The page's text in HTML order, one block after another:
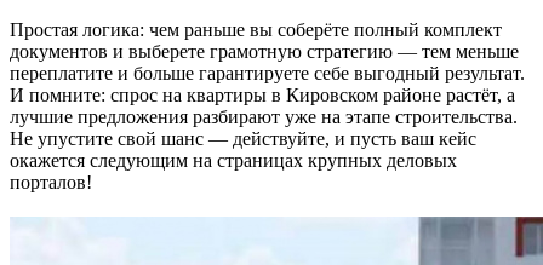
Простая логика: чем раньше вы соберёте полный комплект
документов и выберете грамотную стратегию — тем меньше
переплатите и больше гарантируете себе выгодный результат.
И помните: спрос на квартиры в Кировском районе растёт, а
лучшие предложения разбирают уже на этапе строительства.
Не упустите свой шанс — действуйте, и пусть ваш кейс
окажется следующим на страницах крупных деловых
порталов!